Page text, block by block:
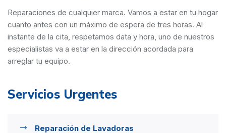
Reparaciones de cualquier marca. Vamos a estar en tu hogar
cuanto antes con un máximo de espera de tres horas. Al
instante de la cita, respetamos data y hora, uno de nuestros
especialistas va a estar en la dirección acordada para
arreglar tu equipo.
Servicios Urgentes
Reparación de Lavadoras